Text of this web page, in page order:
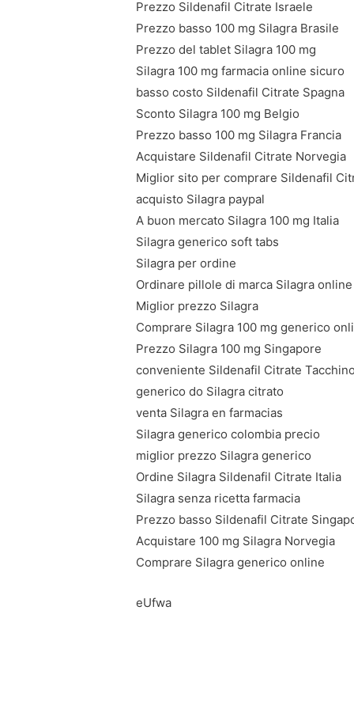
Prezzo Sildenafil Citrate Israele
Prezzo basso 100 mg Silagra Brasile
Prezzo del tablet Silagra 100 mg
Silagra 100 mg farmacia online sicuro
basso costo Sildenafil Citrate Spagna
Sconto Silagra 100 mg Belgio
Prezzo basso 100 mg Silagra Francia
Acquistare Sildenafil Citrate Norvegia
Miglior sito per comprare Sildenafil
acquisto Silagra paypal
A buon mercato Silagra 100 mg Italia
Silagra generico soft tabs
Silagra per ordine
Ordinare pillole di marca Silagra online
Miglior prezzo Silagra
Comprare Silagra 100 mg generico
Prezzo Silagra 100 mg Singapore
conveniente Sildenafil Citrate Tacchino
generico do Silagra citrato
venta Silagra en farmacias
Silagra generico colombia precio
miglior prezzo Silagra generico
Ordine Silagra Sildenafil Citrate Italia
Silagra senza ricetta farmacia
Prezzo basso Sildenafil Citrate
Acquistare 100 mg Silagra Norvegia
Comprare Silagra generico online
eUfwa